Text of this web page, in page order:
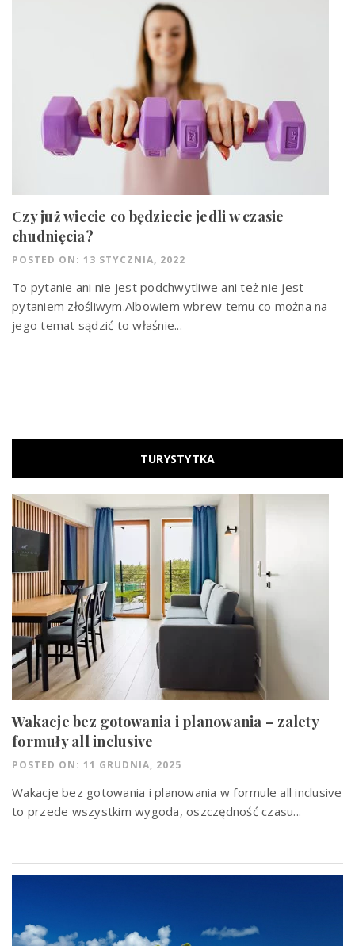
Czy już wiecie co będziecie jedli w czasie
chudnięcia?
POSTED ON: 13 STYCZNIA, 2022
To pytanie ani nie jest podchwytliwe ani też nie jest
pytaniem złośliwym.Albowiem wbrew temu co można na
jego temat sądzić to właśnie...
TURYSTYTKA
Wakacje bez gotowania i planowania – zalety
formuły all inclusive
POSTED ON: 11 GRUDNIA, 2025
Wakacje bez gotowania i planowania w formule all inclusive
to przede wszystkim wygoda, oszczędność czasu...